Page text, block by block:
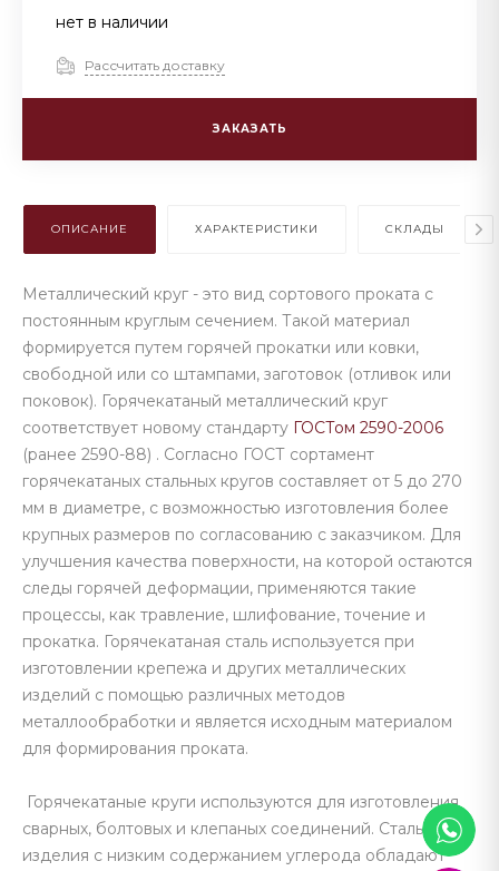
нет в наличии
Рассчитать доставку
ЗАКАЗАТЬ
ОПИСАНИЕ ХАРАКТЕРИСТИКИ СКЛАДЫ
Металлический круг - это вид сортового проката с
постоянным круглым сечением. Такой материал
формируется путем горячей прокатки или ковки,
свободной или со штампами, заготовок (отливок или
поковок). Горячекатаный металлический круг
соответствует новому стандарту ГОСТом 2590-2006
(ранее 2590-88) . Согласно ГОСТ сортамент
горячекатаных стальных кругов составляет от 5 до 270
мм в диаметре, с возможностью изготовления более
крупных размеров по согласованию с заказчиком. Для
улучшения качества поверхности, на которой остаются
следы горячей деформации, применяются такие
процессы, как травление, шлифование, точение и
прокатка. Горячекатаная сталь используется при
изготовлении крепежа и других металлических
изделий с помощью различных методов
металлообработки и является исходным материалом
для формирования проката.
Горячекатаные круги используются для изготовления
сварных, болтовых и клепаных соединений. Стальные
изделия с низким содержанием углерода обладают